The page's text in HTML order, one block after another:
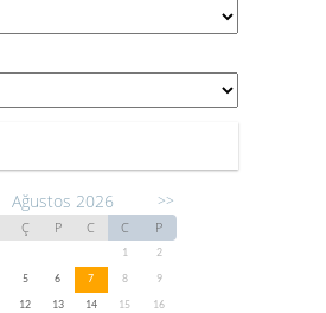
Ağustos 2026 >>
Ç P C C P
1
2
5 6 7 8
9
12 13 14 15
16